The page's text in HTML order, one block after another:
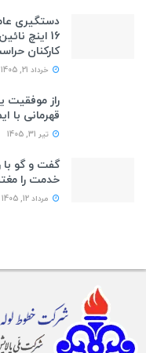
دستگیری
16 اینچ
کارکنان
خرداد 21, 1405
قهرمانی با
تیر 31, 1405
گفت و گو
خدمت را
مرداد 12, 1405